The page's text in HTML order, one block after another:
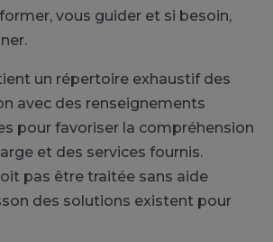
vous guider et si besoin,
un répertoire exhaustif des
avec des renseignements
pour favoriser la compréhension
et des services fournis.
pas être traitée sans aide
des solutions existent pour